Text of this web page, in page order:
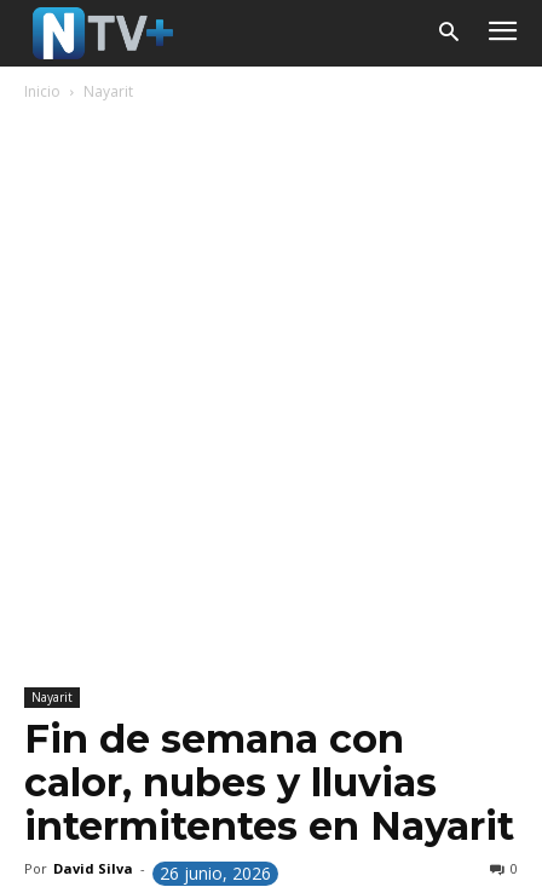
Inicio Nayarit
Nayarit
Fin de semana con
calor, nubes y lluvias
intermitentes en Nayarit
Por David Silva - 26 junio, 2026 0